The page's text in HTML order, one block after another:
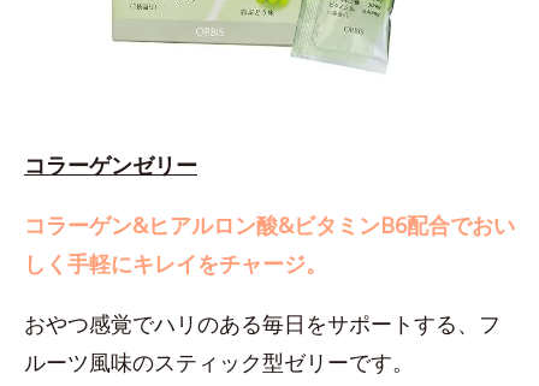
コラーゲンゼリー
コラーゲン&ヒアルロン酸&ビタミンB6配合でおい
しく手軽にキレイをチャージ。
おやつ感覚でハリのある毎日をサポートする、フ
ルーツ風味のスティック型ゼリーです。